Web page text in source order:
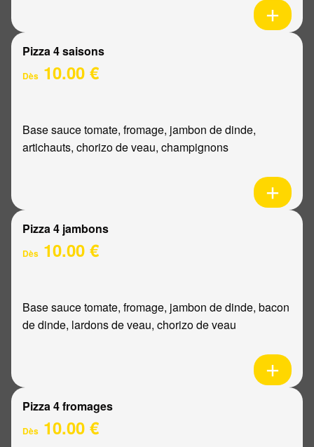
Pizza 4 saisons
Dès 10.00 €
Base sauce tomate, fromage, jambon de dinde,
artichauts, chorizo de veau, champignons
Pizza 4 jambons
Dès 10.00 €
Base sauce tomate, fromage, jambon de dinde, bacon
de dinde, lardons de veau, chorizo de veau
Pizza 4 fromages
Dès 10.00 €